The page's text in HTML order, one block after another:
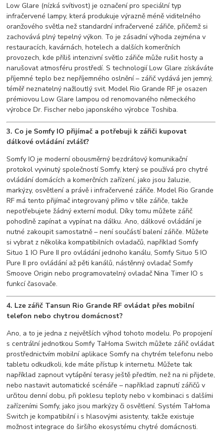
Low Glare (nízká svítivost) je označení pro speciální typ
infračervené lampy, která produkuje výrazně méně viditelného
oranžového světla než standardní infračervené zářiče, přičemž si
zachovává plný tepelný výkon. To je zásadní výhoda zejména v
restauracích, kavárnách, hotelech a dalších komerčních
provozech, kde příliš intenzivní světlo zářiče může rušit hosty a
narušovat atmosféru prostředí. S technologií Low Glare získáváte
příjemné teplo bez nepříjemného oslnění – zářič vydává jen jemný,
téměř neznatelný nažloutlý svit. Model Rio Grande RF je osazen
prémiovou Low Glare lampou od renomovaného německého
výrobce Dr. Fischer nebo japonského výrobce Toshiba.
3. Co je Somfy IO přijímač a potřebuji k zářiči kupovat
dálkové ovládání zvlášť?
Somfy IO je moderní obousměrný bezdrátový komunikační
protokol vyvinutý společností Somfy, který se používá pro chytré
ovládání domácích a komerčních zařízení, jako jsou žaluzie,
markýzy, osvětlení a právě i infračervené zářiče. Model Rio Grande
RF má tento přijímač integrovaný přímo v těle zářiče, takže
nepotřebujete žádný externí modul. Díky tomu můžete zářič
pohodlně zapínat a vypínat na dálku. Ano, dálkové ovládání je
nutné zakoupit samostatně – není součástí balení zářiče. Můžete
si vybrat z několika kompatibilních ovladačů, například Somfy
Situo 1 IO Pure II pro ovládání jednoho kanálu, Somfy Situo 5 IO
Pure II pro ovládání až pěti kanálů, nástěnný ovladač Somfy
Smoove Origin nebo programovatelný ovladač Nina Timer IO s
funkcí časovače.
4. Lze zářič Tansun Rio Grande RF ovládat přes mobilní
telefon nebo chytrou domácnost?
Ano, a to je jedna z největších výhod tohoto modelu. Po propojení
s centrální jednotkou Somfy TaHoma Switch můžete zářič ovládat
prostřednictvím mobilní aplikace Somfy na chytrém telefonu nebo
tabletu odkudkoli, kde máte přístup k internetu. Můžete tak
například zapnout vytápění terasy ještě předtím, než na ni přijdete,
nebo nastavit automatické scénáře – například zapnutí zářičů v
určitou denní dobu, při poklesu teploty nebo v kombinaci s dalšími
zařízeními Somfy, jako jsou markýzy či osvětlení. Systém TaHoma
Switch je kompatibilní i s hlasovými asistenty, takže existuje
možnost integrace do širšího ekosystému chytré domácnosti.